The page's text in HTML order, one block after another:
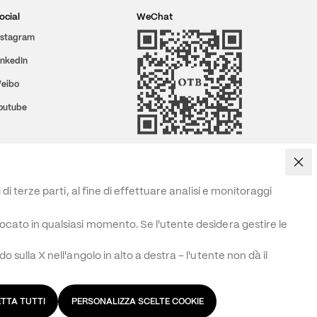
WeChat
terze parti, al fine di effettuare analisi e monitoraggi
in qualsiasi momento. Se l'utente desidera gestire le
sulla X nell'angolo in alto a destra – l'utente non dà il
TUTTI PERSONALIZZA SCELTE COOKIE